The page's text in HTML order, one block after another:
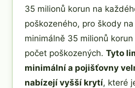
35 milionů korun na
poškozeného, pro škody
minimálně 35 milionů
počet poškozených. Tyto
minimální a pojišťovny
nabízejí vyšší krytí, které